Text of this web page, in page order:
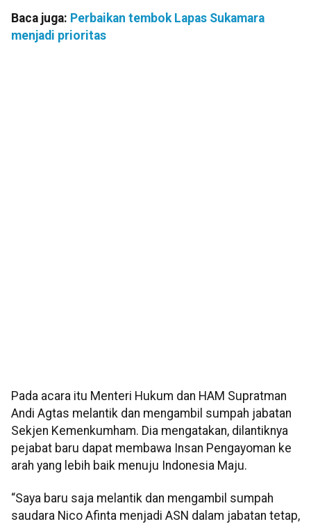
Baca juga: Perbaikan tembok Lapas Sukamara
menjadi prioritas
Pada acara itu Menteri Hukum dan HAM Supratman
Andi Agtas melantik dan mengambil sumpah jabatan
Sekjen Kemenkumham. Dia mengatakan, dilantiknya
pejabat baru dapat membawa Insan Pengayoman ke
arah yang lebih baik menuju Indonesia Maju.
“Saya baru saja melantik dan mengambil sumpah
saudara Nico Afinta menjadi ASN dalam jabatan tetap,